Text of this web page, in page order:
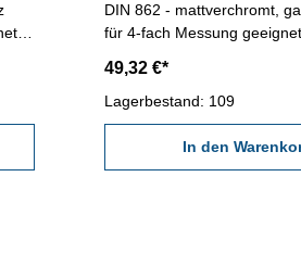
-
DIN 862 - mattverchromt,
für 4-fach Messung
Messbereich 0 - 300 mm
49,32 €*
Lagerbestand: 109
In den